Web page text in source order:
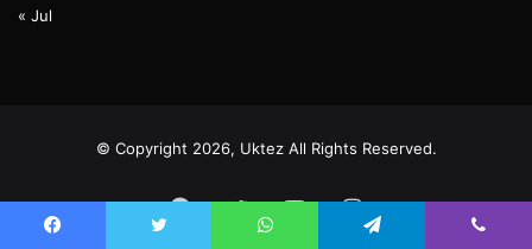
« Jul
© Copyright 2026, Uktez All Rights Reserved.
Facebook
TwitterYouTubeInstagram